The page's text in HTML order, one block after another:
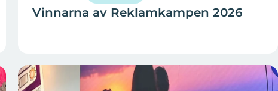
Vinnarna av Reklamkampen 2026